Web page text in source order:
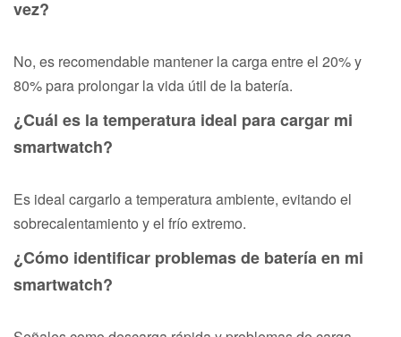
vez?
No, es recomendable mantener la carga entre el 20% y
80% para prolongar la vida útil de la batería.
¿Cuál es la temperatura ideal para cargar mi
smartwatch?
Es ideal cargarlo a temperatura ambiente, evitando el
sobrecalentamiento y el frío extremo.
¿Cómo identificar problemas de batería en mi
smartwatch?